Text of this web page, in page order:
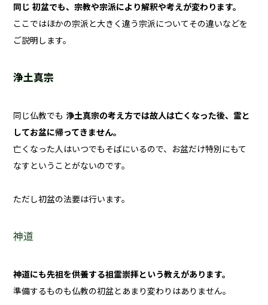
同じ 初盆でも、宗教や宗派により解釈や考えが変わります。
ここではほかの宗派と大きく違う宗派についてその違いなどを
ご説明します。
浄土真宗
同じ仏教でも 浄土真宗の考え方では故人は亡くなった後、霊と
してお盆に帰ってきません。
亡くなった人はいつでもそばにいるので、お盆だけ特別にもて
なすということがないのです。
ただし初盆の法要は行います。
神道
神道にも先祖を供養する祖霊崇拝という教えがあります。
準備するものも仏教の初盆とあまり変わりはありません。